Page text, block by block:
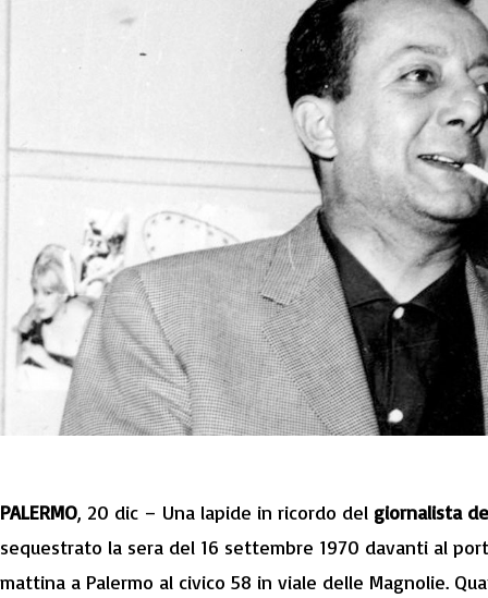
PALERMO, 20 dic – Una lapide in ricordo del giornalista
sequestrato la sera del 16 settembre 1970 davanti al
mattina a Palermo al civico 58 in viale delle Magnolie.